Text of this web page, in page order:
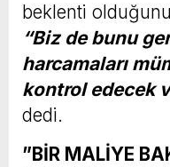
beklenti
“Biz de bunu
harcamaları
kontrol edecek
dedi.
⁠”BİR MALİYE